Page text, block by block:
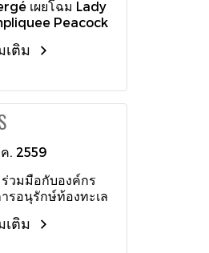
คร ส่งตรงจากงาน
รมนาฬิกาบอกเวลา
SIHH 2016 สู่ พี
เดอะ อาวร์ กลาส
มื่อเร็วๆ นี้
of Baume &
ผมจึงขอให้เขา
เรื่องราวที่แบรนด์
ทอดผ่านเรือนเวลา
เผยโฉม Lady
Peacock
ตัวเรือนขนาด 38
ตร ตัวเรือนทำจาก
กรวมแล้วถึง 1.83
หน้าปัดแกะสลัก
นกยูงด้วยเปลือก
สีขาวและ
ดยังประกอบด้วย
ำ 18 กะรัต ประดับ
127 เม็ด พลอย
ลีน 0.38 กะรัต
เติม
. 2559
วมมือกับองค์กร
ารอนุรักษ์ท้องทะเล
ตรเลียเพื่อปกป้อง
รักษ์แนวปะการัง
เติม